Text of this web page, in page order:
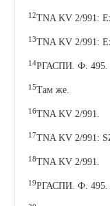
12TNA KV 2/991:
13TNA KV 2/991:
14РГАСПИ. Ф. 495.
15Там же.
16TNA KV 2/991.
17TNA KV 2/991:
18TNA KV 2/991.
19РГАСПИ. Ф. 495.